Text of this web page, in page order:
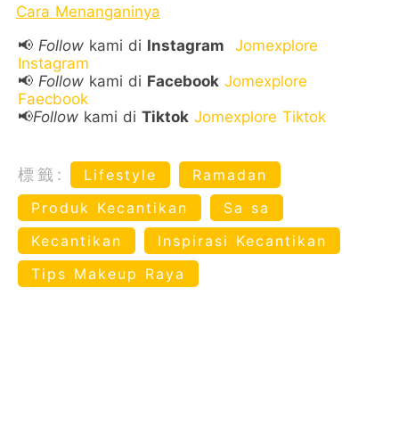
Cara Menanganinya
📢 Follow kami di Instagram
Jomexplore
Instagram
📢 Follow kami di Facebook Jomexplore
Faecbook
📢Follow kami di Tiktok Jomexplore Tiktok
標籤: Lifestyle
Ramadan
Produk Kecantikan
Sa sa
Kecantikan
Inspirasi Kecantikan
Tips Makeup Raya